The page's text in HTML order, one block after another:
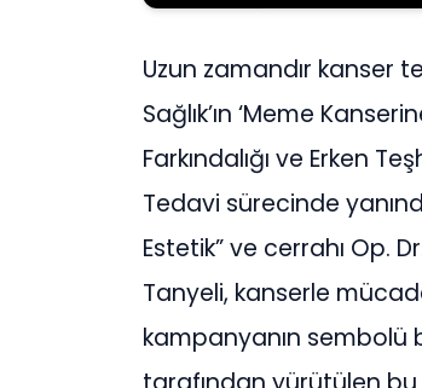
Uzun zamandır kanser
Sağlık’ın ‘Meme
Farkındalığı ve Erken
Tedavi sürecinde
Estetik” ve cerrahı Op.
Tanyeli, kanserle
kampanyanın sembolü